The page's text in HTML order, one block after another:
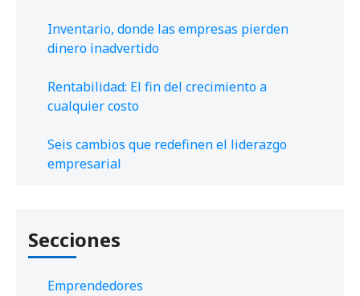
Inventario, donde las empresas pierden
dinero inadvertido
Rentabilidad: El fin del crecimiento a
cualquier costo
Seis cambios que redefinen el liderazgo
empresarial
Secciones
Emprendedores